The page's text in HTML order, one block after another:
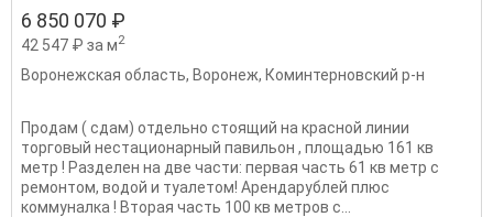
6 850 070 ₽
42 547 ₽ за м2
Воронежская область, Воронеж, Коминтерновский р-н
Продам ( сдам) отдельно стоящий на красной линии
торговый нестационарный павильон , площадью 161 кв
метр ! Разделен на две части: первая часть 61 кв метр с
ремонтом, водой и туалетом! Арендарублей плюс
коммуналка ! Вторая часть 100 кв метров с...